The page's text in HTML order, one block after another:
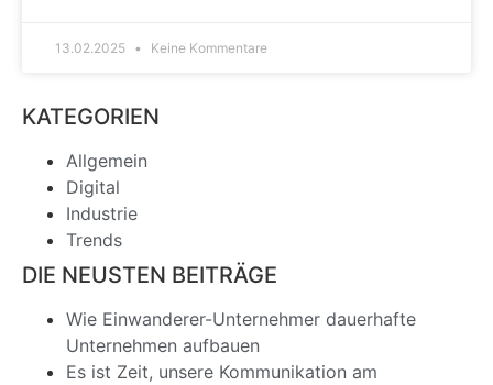
13.02.2025 Keine Kommentare
KATEGORIEN
Allgemein
Digital
Industrie
Trends
DIE NEUSTEN BEITRÄGE
Wie Einwanderer-Unternehmer dauerhafte
Unternehmen aufbauen
Es ist Zeit, unsere Kommunikation am